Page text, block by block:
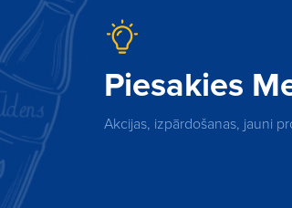
Piesakies
Akcijas, izpārdošanas, jauni